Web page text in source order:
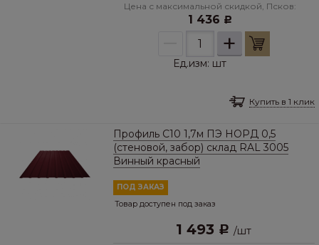
Цена с максимальной скидкой, Псков:
1 436 Р
+
Ед.изм: шт
Купить в 1 клик
Профиль C10 1,7м ПЭ НОРД 0,5
(стеновой, забор) склад RAL 3005
Винный красный
ПОД ЗАКАЗ
Товар доступен под заказ
1 493 Р /шт